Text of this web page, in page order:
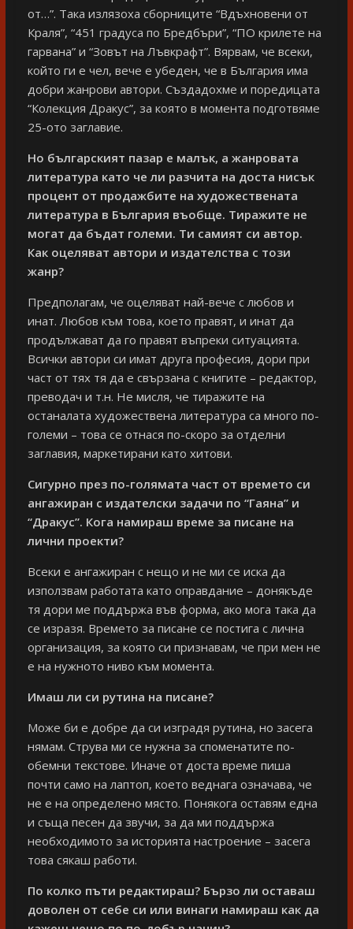
от…”. Така излязоха сборниците “Вдъхновени от
Краля”, “451 градуса по Бредбъри”, “ПО крилете на
гарвана” и “Зовът на Лъвкрафт”. Вярвам, че всеки,
който ги е чел, вече е убеден, че в България има
добри жанрови автори. Създадохме и поредицата
“Колекция Дракус”, за която в момента подготвяме
25-ото заглавие.
Но българският пазар е малък, а жанровата
литература като че ли разчита на доста нисък
процент от продажбите на художествената
литература в България въобще. Тиражите не
могат да бъдат големи. Ти самият си автор.
Как оцеляват автори и издателства с този
жанр?
Предполагам, че оцеляват най-вече с любов и
инат. Любов към това, което правят, и инат да
продължават да го правят въпреки ситуацията.
Всички автори си имат друга професия, дори при
част от тях тя да е свързана с книгите – редактор,
преводач и т.н. Не мисля, че тиражите на
останалата художествена литература са много по-
големи – това се отнася по-скоро за отделни
заглавия, маркетирани като хитови.
Сигурно през по-голямата част от времето си
ангажиран с издателски задачи по “Гаяна” и
“Дракус”. Кога намираш време за писане на
лични проекти?
Всеки е ангажиран с нещо и не ми се иска да
използвам работата като оправдание – донякъде
тя дори ме поддържа във форма, ако мога така да
се изразя. Времето за писане се постига с лична
организация, за която си признавам, че при мен не
е на нужното ниво към момента.
Имаш ли си рутина на писане?
Може би е добре да си изградя рутина, но засега
нямам. Струва ми се нужна за споменатите по-
обемни текстове. Иначе от доста време пиша
почти само на лаптоп, което веднага означава, че
не е на определено място. Понякога оставям една
и съща песен да звучи, за да ми поддържа
необходимото за историята настроение – засега
това сякаш работи.
По колко пъти редактираш? Бързо ли оставаш
доволен от себе си или винаги намираш как да